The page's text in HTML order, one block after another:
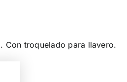
Con troquelado para llavero.